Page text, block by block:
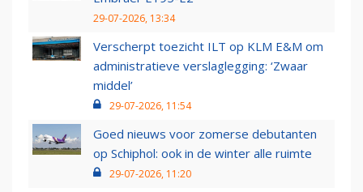
29-07-2026, 13:34
Verscherpt toezicht ILT op KLM E&M om
administratieve verslaglegging: ‘Zwaar
middel’
29-07-2026, 11:54
Goed nieuws voor zomerse debutanten
op Schiphol: ook in de winter alle ruimte
29-07-2026, 11:20